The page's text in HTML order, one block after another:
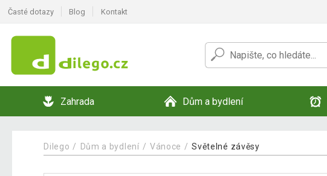
Časté dotazy Blog Kontakt
Zahrada Dům a bydlení
Dilego Dům a bydlení Vánoce Světelné závěsy